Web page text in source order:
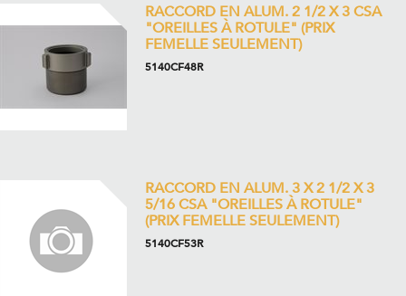
RACCORD EN ALUM. 2 1/2 X 3 CSA
"OREILLES À ROTULE" (PRIX
FEMELLE SEULEMENT)
5140CF48R
RACCORD EN ALUM. 3 X 2 1/2 X 3
5/16 CSA "OREILLES À ROTULE"
(PRIX FEMELLE SEULEMENT)
5140CF53R